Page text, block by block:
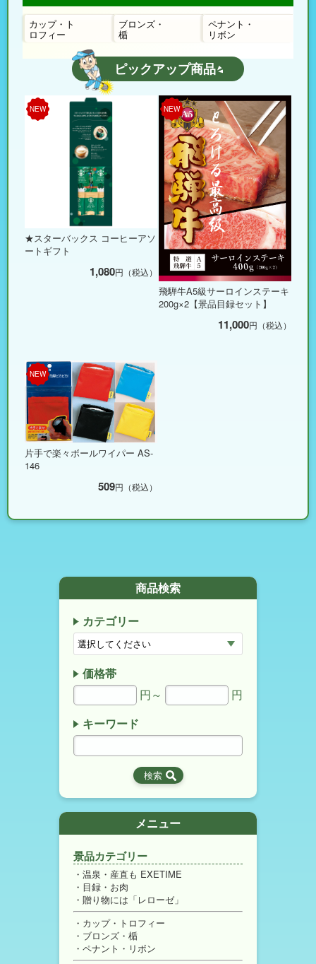
カップ・ト
ロフィー
ブロンズ・
楯
ペナント・
リボン
ピックアップ商品
NEW
★スターバックス コーヒーアソ
ートギフト
1,080円（税込）
NEW
飛騨牛A5級サーロインステーキ
200g×2【景品目録セット】
11,000円（税込）
NEW
片手で楽々ボールワイパー AS-
146
509円（税込）
商品検索
カテゴリー
価格帯
円～
円
キーワード
メニュー
景品カテゴリー
温泉・産直も EXETIME
目録・お肉
贈り物には「レローゼ」
カップ・トロフィー
ブロンズ・楯
ペナント・リボン